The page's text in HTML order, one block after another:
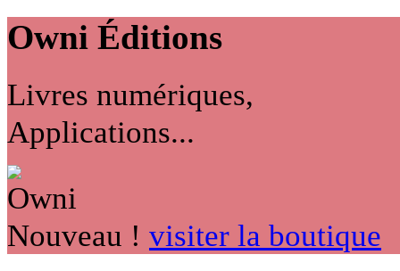
Owni Éditions
Livres numériques,
Applications...
Nouveau ! visiter la boutique